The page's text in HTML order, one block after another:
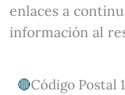
enlaces a
información al
Código Postal